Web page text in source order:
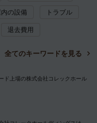
の設備 トラブル
退去費用
全てのキーワードを見る
ド上場の株式会社コレックホール